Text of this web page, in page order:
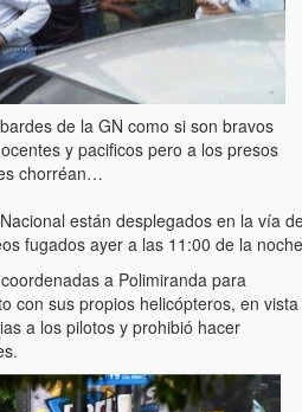
de la GN como si son bravos
y pacificos pero a los presos
chorréan…
están desplegados en la vía
fugados ayer a las 11:00 de la
a Polimiranda para
con sus propios helicópteros, en vista
a los pilotos y prohibió hacer